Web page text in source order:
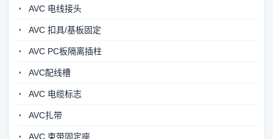
AVC 电线接头
AVC 扣具/基板固定
AVC PC板隔离插柱
AVC配线槽
AVC 电缆标志
AVC扎带
AVC 束带固定座